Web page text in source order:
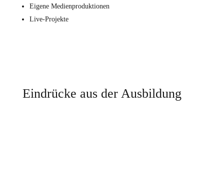
Eigene Medienproduktionen
Live-Projekte
Eindrücke aus der Ausbildung